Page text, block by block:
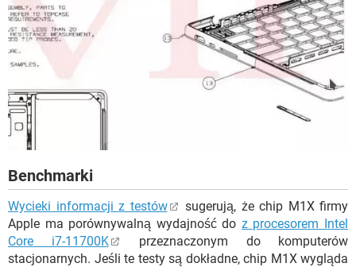
Benchmarki
Wycieki informacji z testów
sugerują, że chip M1X firmy
Apple ma porównywalną wydajność do z procesorem Intel
Core i7-11700K
przeznaczonym do komputerów
stacjonarnych. Jeśli te testy są dokładne, chip M1X wygląda